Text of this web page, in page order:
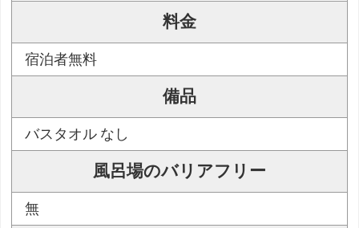
料金
宿泊者無料
備品
バスタオル なし
風呂場のバリアフリー
無